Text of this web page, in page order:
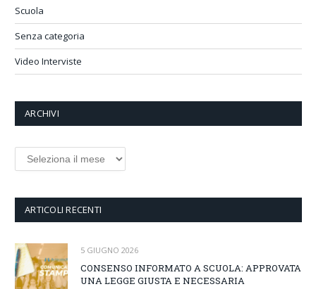
Scuola
Senza categoria
Video Interviste
ARCHIVI
Archivi
ARTICOLI RECENTI
5 GIUGNO 2026
CONSENSO INFORMATO A SCUOLA: APPROVATA
UNA LEGGE GIUSTA E NECESSARIA